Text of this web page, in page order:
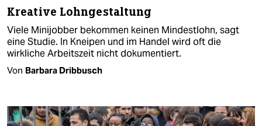
Kreative Lohngestaltung
Viele Minijobber bekommen keinen Mindestlohn, sagt
eine Studie. In Kneipen und im Handel wird oft die
wirkliche Arbeitszeit nicht dokumentiert.
Von Barbara Dribbusch